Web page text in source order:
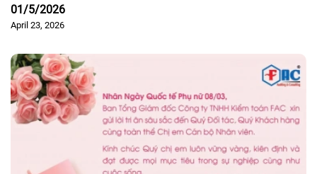
01/5/2026
April 23, 2026